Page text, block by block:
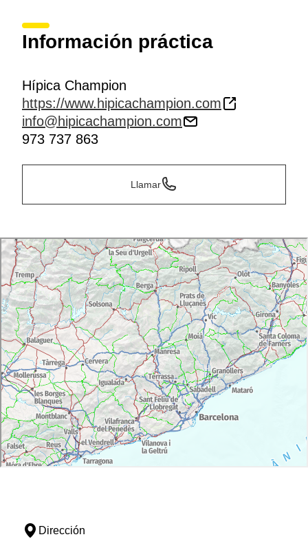
Información práctica
Hípica Champion
https://www.hipicachampion.com
info@hipicachampion.com
973 737 863
Llamar
Dirección